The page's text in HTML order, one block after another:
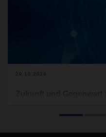
29.10.2024